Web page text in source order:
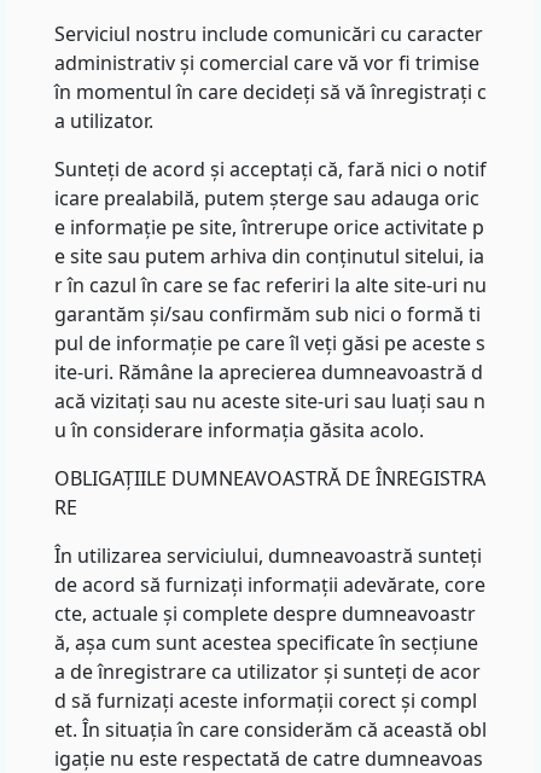
Serviciul nostru include comunicări cu caracter
administrativ și comercial care vă vor fi trimise
în momentul în care decideți să vă înregistrați c
a utilizator.
Sunteți de acord și acceptați că, fară nici o notif
icare prealabilă, putem șterge sau adauga oric
e informație pe site, întrerupe orice activitate p
e site sau putem arhiva din conținutul sitelui, ia
r în cazul în care se fac referiri la alte site-uri nu
garantăm și/sau confirmăm sub nici o formă ti
pul de informație pe care îl veți găsi pe aceste s
ite-uri. Rămâne la aprecierea dumneavoastră d
acă vizitați sau nu aceste site-uri sau luați sau n
u în considerare informația găsita acolo.
OBLIGAȚIILE DUMNEAVOASTRĂ DE ÎNREGISTRA
RE
În utilizarea serviciului, dumneavoastră sunteți
de acord să furnizați informații adevărate, core
cte, actuale și complete despre dumneavoastr
ă, așa cum sunt acestea specificate în secțiune
a de înregistrare ca utilizator și sunteți de acor
d să furnizați aceste informații corect și compl
et. În situația în care considerăm că această obl
igație nu este respectată de catre dumneavoas